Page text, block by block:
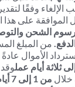
ثلاثة أيام عمل
من 1 إلى 7 أيام عمل